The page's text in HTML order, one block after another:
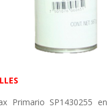
Primario SP1430255